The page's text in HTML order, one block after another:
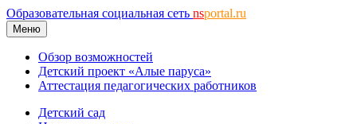
Образовательная социальная сеть nsportal.ru
Меню
Обзор возможностей
Детский проект «Алые паруса»
Аттестация педагогических работников
Детский сад